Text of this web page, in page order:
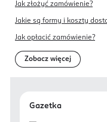
Jak złożyć zamówienie?
Jakie są formy i koszty
Jak opłacić zamówienie?
Zobacz więcej
Gazetka